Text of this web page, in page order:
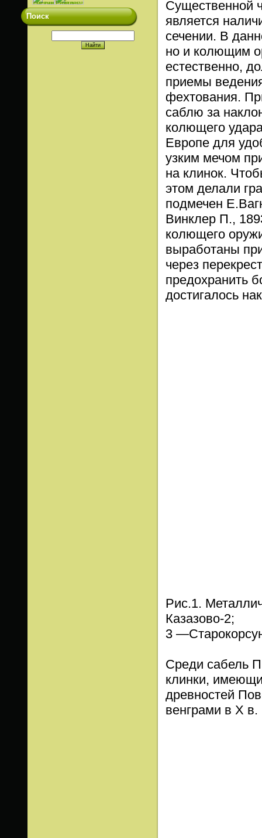
Поиск
Существенной
является
сечении. В
но и колющим
естественно,
приемы
фехтования.
саблю за
колющего
Европе для
узким мечом
на клинок.
этом делали
подмечен
Винклер П.,
колющего
выработаны
через
предохранить
достигалось
Рис.1.
Казазово-2;
3
Среди сабель
клинки,
древностей
венграми в X в.